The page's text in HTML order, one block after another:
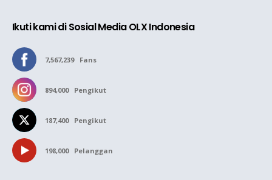
Ikuti kami di Sosial Media OLX Indonesia
7,567,239 Fans
894,000 Pengikut
187,400 Pengikut
198,000 Pelanggan